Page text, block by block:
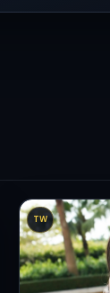
TW